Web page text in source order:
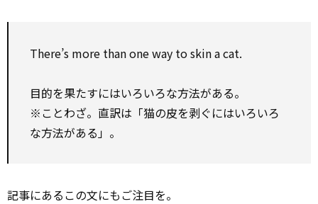
There’s more than one way to skin a cat.
目的を果たすにはいろいろな方法がある。
※ことわざ。直訳は「猫の皮を剥ぐにはいろいろ
な方法がある」。
記事にあるこの文にもご注目を。